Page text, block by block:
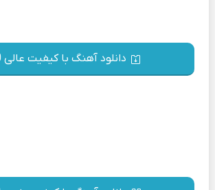
دانلود آهنگ با کیفیت عالی 320